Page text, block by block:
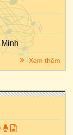
Minh
Xem thêm